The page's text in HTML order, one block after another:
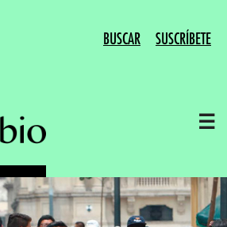
BUSCAR SUSCRÍBETE
☰